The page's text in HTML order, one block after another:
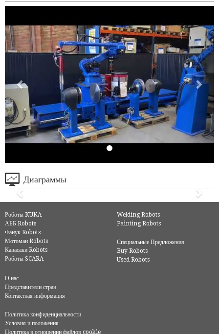
Диаграммы
Роботы KUKA
АББ Robots
Фанук Robots
Мотоман Robots
Кавасаки Robots
Роботы SCARA
Welding Robots
Painting Robots
Специальные Предложения
Buy Robots
Used Robots
О нас
Представители стран
Контактная информация
Политика конфиденциальности
Условия и положения
Политика в отношении файлов cookie